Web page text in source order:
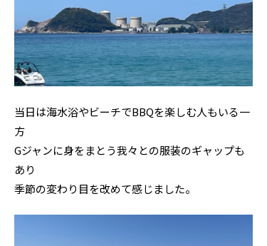
当日は海水浴やビーチでBBQを楽しむ人もいる一
方
Gジャンに身をまとう我々との服装のギャップも
あり
季節の変わり目を改めて感じました。